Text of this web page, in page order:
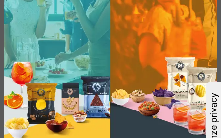
Dried Fruit
Anacardi Exclusive
Pacco singolo